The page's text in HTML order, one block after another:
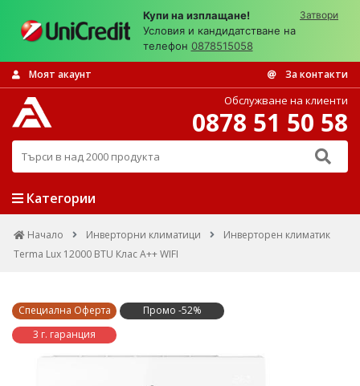
Купи на изплащане!
Условия и кандидатстване на
телефон 0878515058
Затвори
Моят акаунт За контакти
Търси в над 2000 продукта
Обслужване на клиенти
0878 51 50 58
Категории
Начало Инверторни климатици
Инверторен климатик
Terma Lux 12000 BTU Клас А++ WIFI
Специална Оферта
Промо -52%
3 г. гаранция